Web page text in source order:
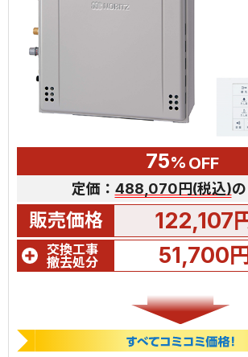
75% OFF
定価： 488,070円(税込)
販売価格 122,107
交換工事
撤去処分
51,700